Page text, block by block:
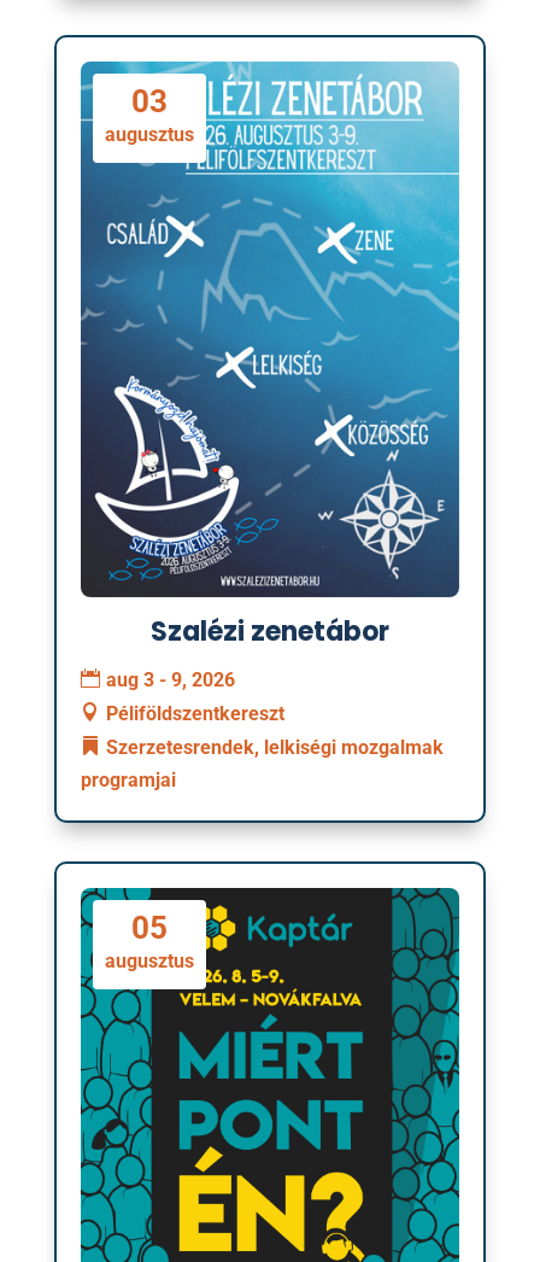
03
augusztus
Szalézi zenetábor
aug 3 - 9, 2026
Péliföldszentkereszt
Szerzetesrendek, lelkiségi mozgalmak
programjai
05
augusztus